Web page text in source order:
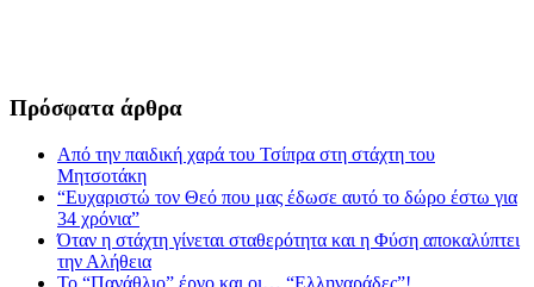
Πρόσφατα άρθρα
Από την παιδική χαρά του Τσίπρα στη στάχτη του
Μητσοτάκη
“Ευχαριστώ τον Θεό που μας έδωσε αυτό το δώρο έστω για
34 χρόνια”
Όταν η στάχτη γίνεται σταθερότητα και η Φύση αποκαλύπτει
την Αλήθεια
Το “Πανάθλιο” έργο και οι… “Ελληναράδες”!